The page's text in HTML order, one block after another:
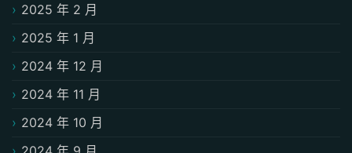
2025 年 2 月
2025 年 1 月
2024 年 12 月
2024 年 11 月
2024 年 10 月